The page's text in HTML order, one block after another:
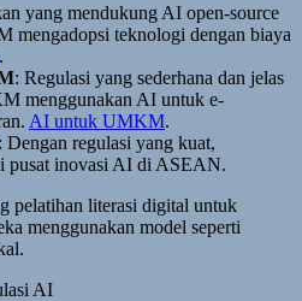
yang mendukung AI open-source
mengadopsi teknologi dengan biaya
.
: Regulasi yang sederhana dan jelas
menggunakan AI untuk e-
AI untuk UMKM.
: Dengan regulasi yang kuat,
pusat inovasi AI di ASEAN.
pelatihan literasi digital untuk
menggunakan model seperti
AI